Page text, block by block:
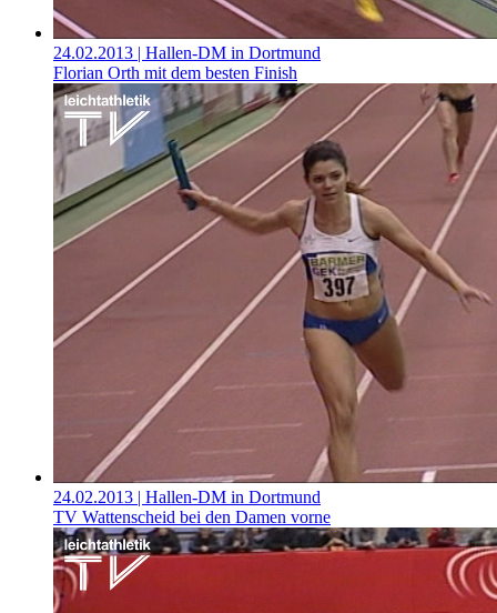
24.02.2013 | Hallen-DM in Dortmund
Florian Orth mit dem besten Finish
24.02.2013 | Hallen-DM in Dortmund
TV Wattenscheid bei den Damen vorne